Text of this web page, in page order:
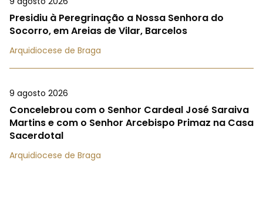
Presidiu à Peregrinação a Nossa Senhora do
Socorro, em Areias de Vilar, Barcelos
Arquidiocese de Braga
9 agosto 2026
Concelebrou com o Senhor Cardeal José Saraiva
Martins e com o Senhor Arcebispo Primaz na Casa
Sacerdotal
Arquidiocese de Braga